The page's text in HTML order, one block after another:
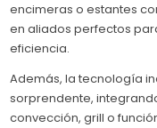
encimeras o estantes
en aliados perfectos
eficiencia.
Además, la tecnología
sorprendente,
convección, grill o